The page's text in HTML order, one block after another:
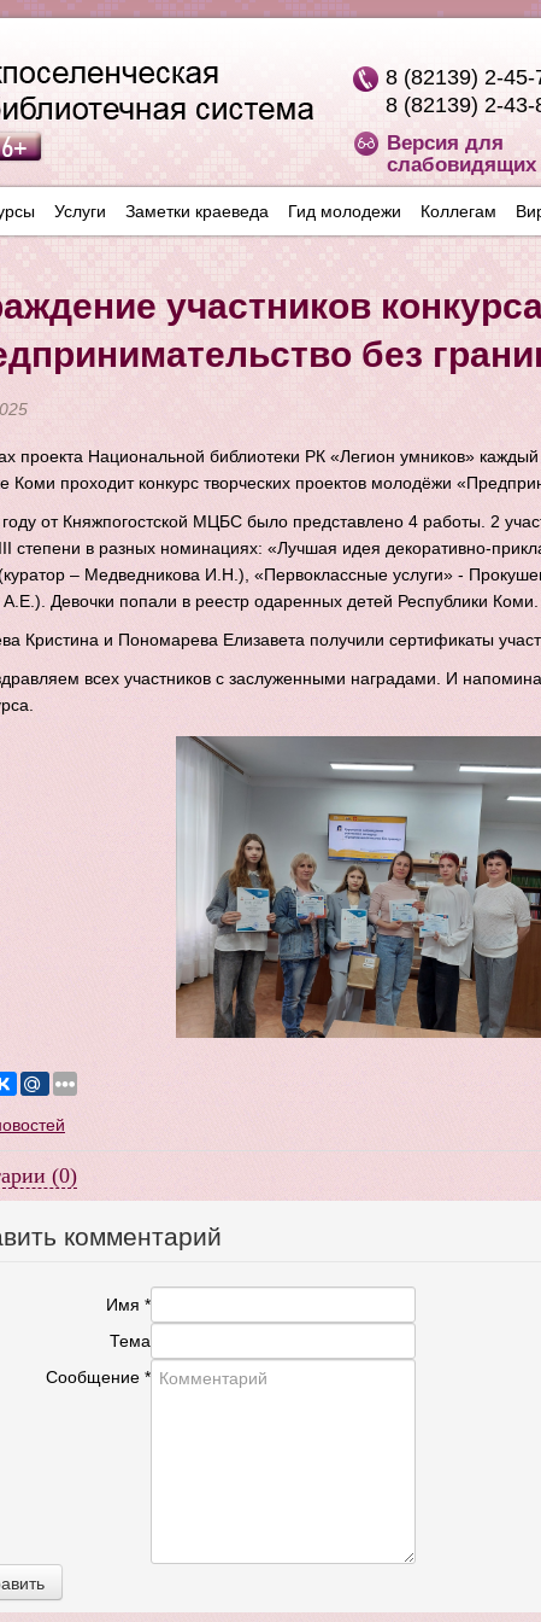
8 (82139) 2-45-
8 (82139) 2-43-
Версия для
слабовидящих
Услуги Заметки краеведа Гид молодежи Коллегам
участников
без
проекта Национальной библиотеки РК «Легион умников»
Коми проходит конкурс творческих проектов молодёжи
от Княжпогостской МЦБС было представлено 4 работы. 2
степени в разных номинациях: «Лучшая идея декоративно-
– Медведникова И.Н.), «Первоклассные услуги» -
Девочки попали в реестр одаренных детей Республики Коми.
Кристина и Пономарева Елизавета получили сертификаты
всех участников с заслуженными наградами. И
(0)
комментарий
Имя *
Тема
Сообщение *